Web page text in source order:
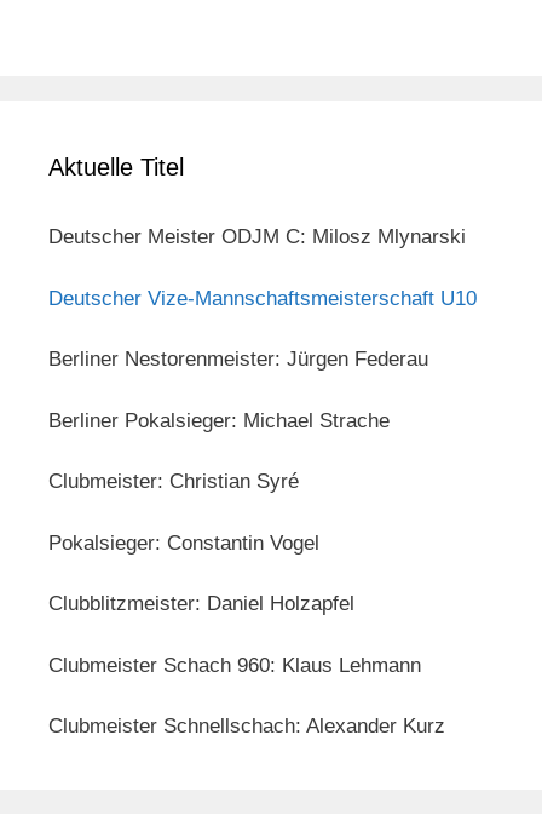
Aktuelle Titel
Deutscher Meister ODJM C: Milosz Mlynarski
Deutscher Vize-Mannschaftsmeisterschaft U10
Berliner Nestorenmeister: Jürgen Federau
Berliner Pokalsieger: Michael Strache
Clubmeister: Christian Syré
Pokalsieger: Constantin Vogel
Clubblitzmeister: Daniel Holzapfel
Clubmeister Schach 960: Klaus Lehmann
Clubmeister Schnellschach: Alexander Kurz